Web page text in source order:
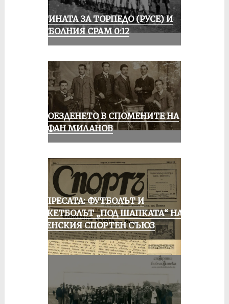
ИСТИНАТА ЗА ТОРПЕДО (РУСЕ) И
ФУТБОЛНИЯ СРАМ 0:12
КОЛОЕЗДЕНЕТО В СПОМЕНИТЕ НА
СТЕФАН МИЛАНОВ
ОТ ПРЕСАТА: ФУТБОЛЪТ И
БАСКЕТБОЛЪТ „ПОД ШАПКАТА“ НА
РУСЕНСКИЯ СПОРТЕН СЪЮЗ